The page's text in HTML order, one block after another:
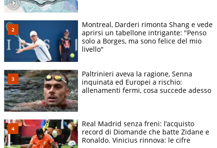
Montreal, Darderi rimonta Shang e vede
aprirsi un tabellone intrigante: "Penso
solo a Borges, ma sono felice del mio
livello"
Paltrinieri aveva la ragione, Senna
inquinata ed Europei a rischio:
allenamenti fermi, cosa succede adesso
Real Madrid senza freni: l’acquisto
record di Diomande che batte Zidane e
Ronaldo. Vinicius rinnova: le cifre